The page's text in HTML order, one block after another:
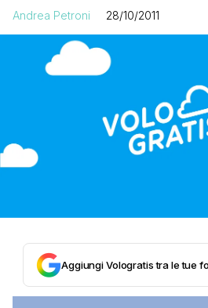
Andrea Petroni 28/10/2011
Aggiungi Vologratis tra le tue